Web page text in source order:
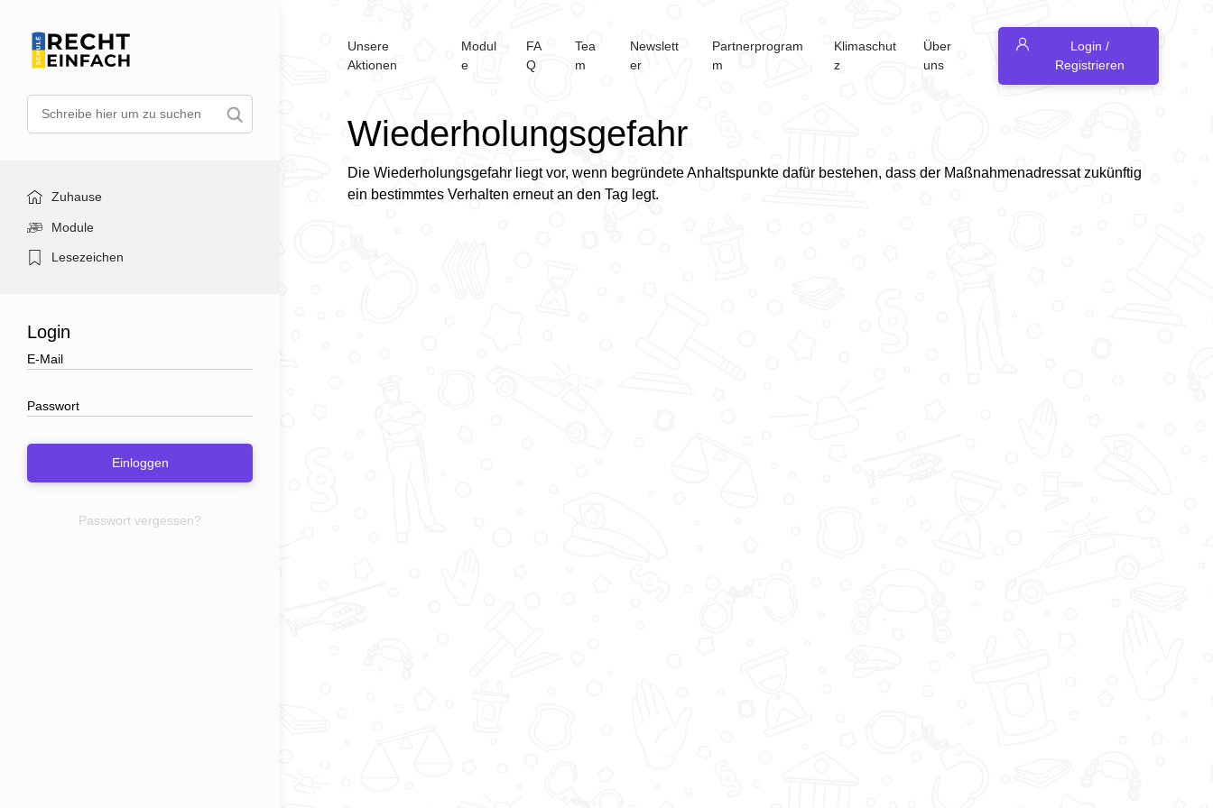
Zuhause
Module
Lesezeichen
Login
Einloggen
Passwort vergessen?
Unsere
Aktionen
Modul
e
FA
Q
Tea
m
Newslett
er
Partnerprogram
m
Klimaschut
z
Über
uns
Login /
Registrieren
Wiederholungsgefahr
Die Wiederholungsgefahr liegt vor, wenn begründete Anhaltspunkte dafür bestehen, dass der Maßnahmenadressat zukünftig
ein bestimmtes Verhalten erneut an den Tag legt.